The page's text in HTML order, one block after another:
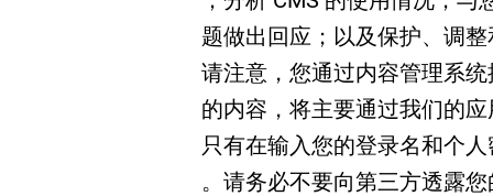
题做出回应；以及保护、调
请注意，您通过内容管理系
的内容，将主要通过我们的
只有在输入您的登录名和个
。请务必不要向第三方透露